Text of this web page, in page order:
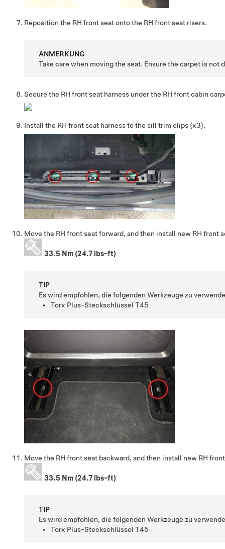
Reposition the RH front seat onto the RH front seat risers.
ANMERKUNG
Take care when moving the seat. Ensure the carpet is not
Secure the RH front seat harness under the RH front cabin
Install the RH front seat harness to the sill trim clips (x3).
Move the RH front seat forward, and then install new RH front
33.5 Nm (24.7 lbs-ft)
TIP
Es wird empfohlen, die folgenden Werkzeuge zu
Torx Plus-Steckschlüssel T45
Move the RH front seat backward, and then install new RH
33.5 Nm (24.7 lbs-ft)
TIP
Es wird empfohlen, die folgenden Werkzeuge zu
Torx Plus-Steckschlüssel T45